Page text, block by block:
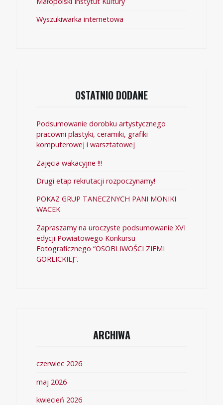
Wyszukiwarka internetowa
OSTATNIO DODANE
Podsumowanie dorobku artystycznego
pracowni plastyki, ceramiki, grafiki
komputerowej i warsztatowej
Zajęcia wakacyjne !!!
Drugi etap rekrutacji rozpoczynamy!
POKAZ GRUP TANECZNYCH PANI MONIKI
WACEK
Zapraszamy na uroczyste podsumowanie XVI
edycji Powiatowego Konkursu
Fotograficznego “OSOBLIWOŚCI ZIEMI
GORLICKIEJ”.
ARCHIWA
czerwiec 2026
maj 2026
kwiecień 2026